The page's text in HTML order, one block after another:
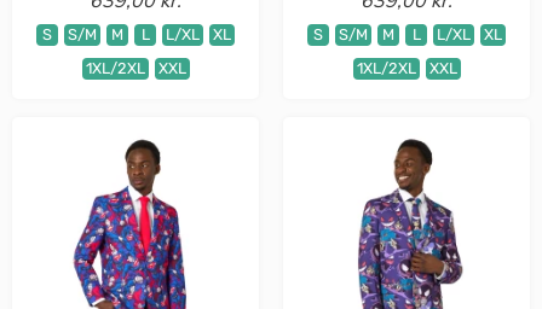
S S/M M L L/XL
XL
1XL/2XL
XXL
S S/M M L L/XL
XL
1XL/2XL
XXL